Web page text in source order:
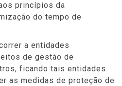
princípios da
do tempo de
a entidades
de gestão de
ficando tais entidades
as medidas de proteção de